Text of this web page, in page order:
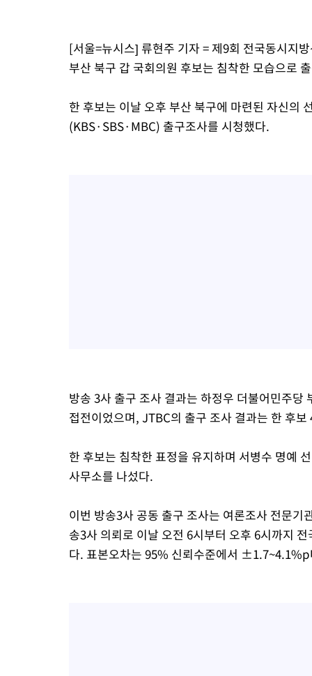
[서울=뉴시스] 류현주 기자 = 제9회 전국동시지
부산 북구 갑 국회의원 후보는 침착한 모습으로
한 후보는 이날 오후 부산 북구에 마련된 자신의
(KBS·SBS·MBC) 출구조사를 시청했다.
방송 3사 출구 조사 결과는 하정우 더불어민주
접전이었으며, JTBC의 출구 조사 결과는 한 후
한 후보는 침착한 표정을 유지하며 서병수 명예
사무소를 나섰다.
이번 방송3사 공동 출구 조사는 여론조사 전문
송3사 의뢰로 이날 오전 6시부터 오후 6시까지
다. 표본오차는 95% 신뢰수준에서